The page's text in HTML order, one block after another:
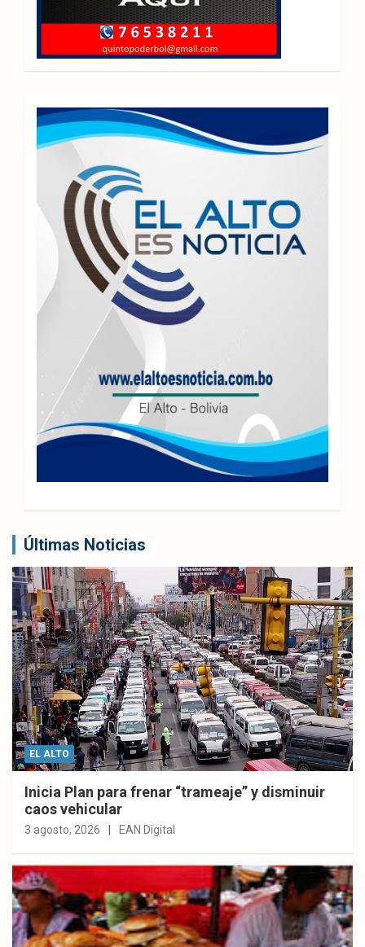
Últimas Noticias
EL ALTO
Inicia Plan para frenar “trameaje” y disminuir
caos vehicular
3 agosto, 2026 EAN Digital